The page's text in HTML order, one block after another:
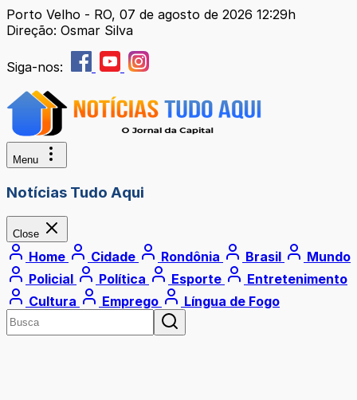
Porto Velho - RO, 07 de agosto de 2026 12:29h
Direção: Osmar Silva
Siga-nos:
Menu
Notícias Tudo Aqui
Close
Home Cidade Rondônia Brasil
Mundo
Policial
Política Esporte
Entretenimento
Cultura
Emprego Língua de Fogo